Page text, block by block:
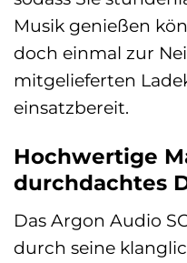
Musik genießen
doch einmal zur
mitgelieferten
einsatzbereit.
Hochwertige
durchdachtes
Das Argon Audio
durch seine